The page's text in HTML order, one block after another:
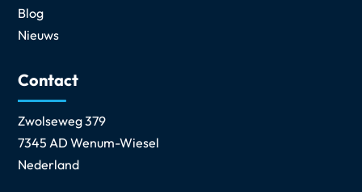
Blog
Nieuws
Contact
Zwolseweg 379
7345 AD Wenum-Wiesel
Nederland